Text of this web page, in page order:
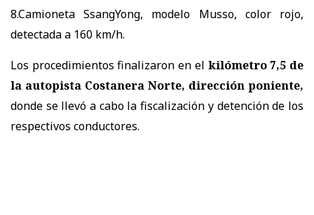
8.Camioneta SsangYong, modelo Musso, color rojo,
detectada a 160 km/h.
Los procedimientos finalizaron en el kilómetro 7,5 de
la autopista Costanera Norte, dirección poniente,
donde se llevó a cabo la fiscalización y detención de los
respectivos conductores.